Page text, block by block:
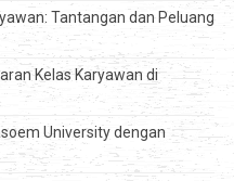
Tantangan dan Peluang
Kelas Karyawan di
University dengan